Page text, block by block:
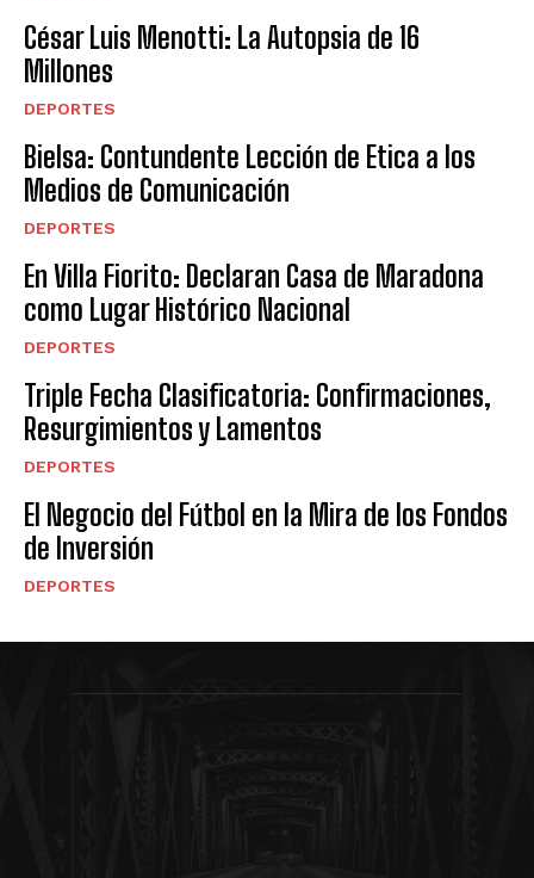
César Luis Menotti: La Autopsia de 16
Millones
DEPORTES
Bielsa: Contundente Lección de Etica a los
Medios de Comunicación
DEPORTES
En Villa Fiorito: Declaran Casa de Maradona
como Lugar Histórico Nacional
DEPORTES
Triple Fecha Clasificatoria: Confirmaciones,
Resurgimientos y Lamentos
DEPORTES
El Negocio del Fútbol en la Mira de los Fondos
de Inversión
DEPORTES